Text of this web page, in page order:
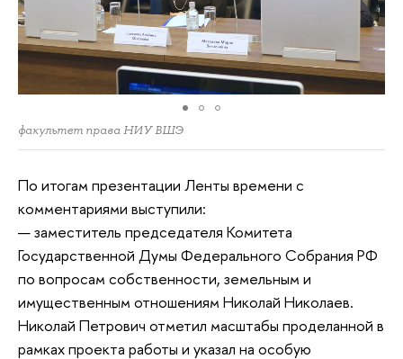
факультет права НИУ ВШЭ
По итогам презентации Ленты времени с
комментариями выступили:
— заместитель председателя Комитета
Государственной Думы Федерального Собрания РФ
по вопросам собственности, земельным и
имущественным отношениям Николай Николаев.
Николай Петрович отметил масштабы проделанной в
рамках проекта работы и указал на особую